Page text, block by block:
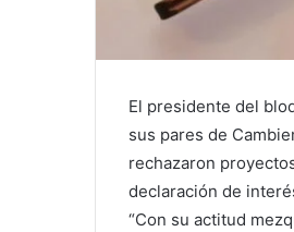
El presidente del
sus pares de
rechazaron
declaración de
“Con su actitud